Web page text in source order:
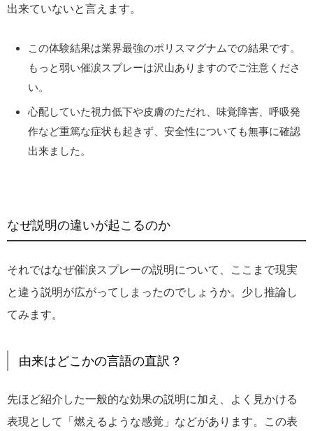
出来ていないと言えます。
この体験結果は業界最強のポリスマグナムでの結果です。
もっと弱い催涙スプレーは沢山ありますのでご注意くださ
い。
心配していた視力低下や皮膚のただれ、味覚障害、呼吸発
作など重篤な症状も起きず、安全性についても無事に確認
出来ました。
なぜ説明の違いが起こるのか
それではなぜ催涙スプレーの説明について、ここまで現実
と違う説明が広がってしまったのでしょうか。少し推論し
てみます。
由来はどこかの言語の直訳？
先ほど紹介した一般的な効果の説明に加え、よく見かける
表現として「燃えるような感覚」などがあります。この表